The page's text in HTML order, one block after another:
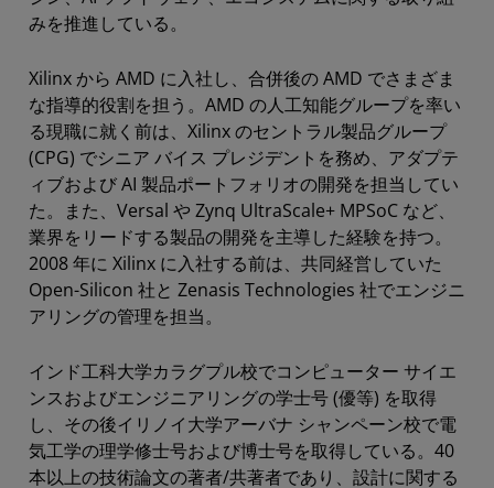
みを推進している。
Xilinx から AMD に入社し、合併後の AMD でさまざま
な指導的役割を担う。AMD の人工知能グループを率い
る現職に就く前は、Xilinx のセントラル製品グループ
(CPG) でシニア バイス プレジデントを務め、アダプテ
ィブおよび AI 製品ポートフォリオの開発を担当してい
た。また、Versal や Zynq UltraScale+ MPSoC など、
業界をリードする製品の開発を主導した経験を持つ。
2008 年に Xilinx に入社する前は、共同経営していた
Open-Silicon 社と Zenasis Technologies 社でエンジニ
アリングの管理を担当。
インド工科大学カラグプル校でコンピューター サイエ
ンスおよびエンジニアリングの学士号 (優等) を取得
し、その後イリノイ大学アーバナ シャンペーン校で電
気工学の理学修士号および博士号を取得している。40
本以上の技術論文の著者/共著者であり、設計に関する